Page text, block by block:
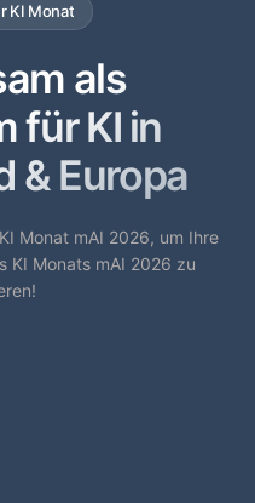
KI Monat
als
für KI in
& Europa
Monat mAI 2026, um Ihre
KI Monats mAI 2026 zu